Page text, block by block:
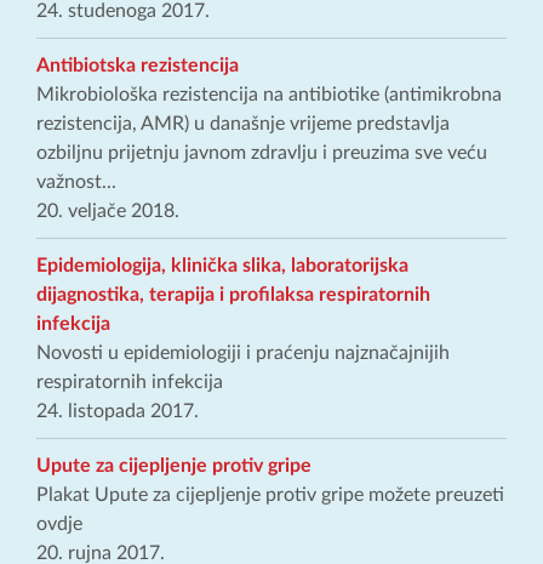
24. studenoga 2017.
Antibiotska rezistencija
Mikrobiološka rezistencija na antibiotike (antimikrobna
rezistencija, AMR) u današnje vrijeme predstavlja
ozbiljnu prijetnju javnom zdravlju i preuzima sve veću
važnost...
20. veljače 2018.
Epidemiologija, klinička slika, laboratorijska
dijagnostika, terapija i profilaksa respiratornih
infekcija
Novosti u epidemiologiji i praćenju najznačajnijih
respiratornih infekcija
24. listopada 2017.
Upute za cijepljenje protiv gripe
Plakat Upute za cijepljenje protiv gripe možete preuzeti
ovdje
20. rujna 2017.